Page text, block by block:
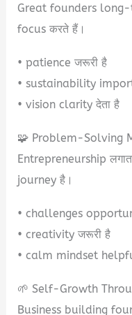
Great founders
focus करते हैं।
• patience जरूरी है
• sustainability
• vision clarity देता है
🧩 Problem-Solving
Entrepreneurship
journey है।
• challenges
• creativity जरूरी है
• calm mindset
🌱 Self-Growth
Business building